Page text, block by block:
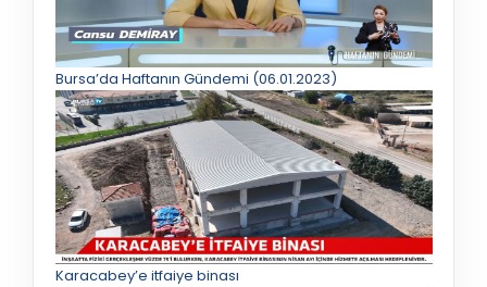
Bursa’da Haftanın Gündemi (06.01.2023)
Karacabey’e itfaiye binası